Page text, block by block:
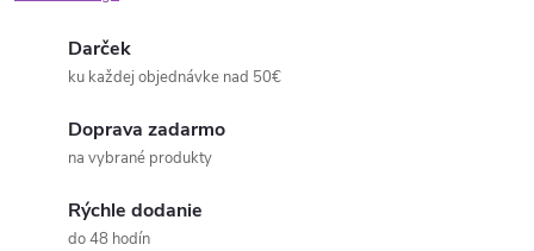
Darček
ku každej objednávke nad 50€
Doprava zadarmo
na vybrané produkty
Rýchle dodanie
do 48 hodín